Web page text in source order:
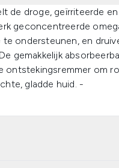
droge, geïrriteerde
geconcentreerde
ondersteunen, en
gemakkelijk
om
gladde huid. -